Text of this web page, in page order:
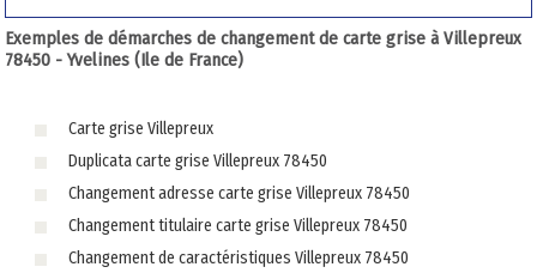
Exemples de démarches de changement de carte grise à Villepreux
78450 - Yvelines (Ile de France)
Carte grise Villepreux
Duplicata carte grise Villepreux 78450
Changement adresse carte grise Villepreux 78450
Changement titulaire carte grise Villepreux 78450
Changement de caractéristiques Villepreux 78450